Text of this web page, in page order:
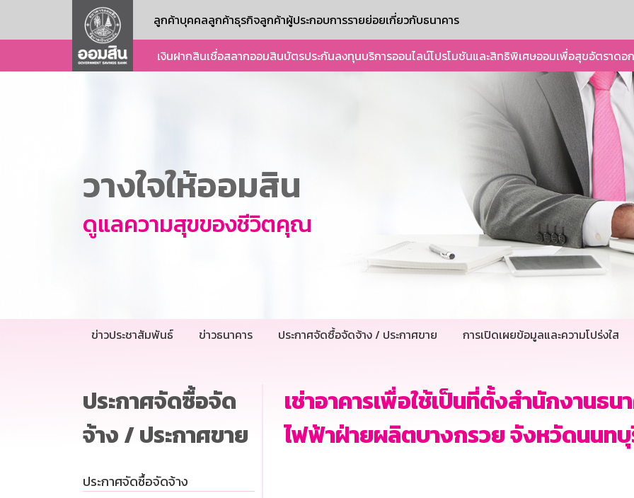
ลูกค้าบุคคลลูกค้าธุรกิจลูกค้าผู้ประกอบการรายย่อยเกี่ยวกับธนาคาร
เงินฝากสินเชื่อสลากออมสินบัตรประกันลงทุนบริการออนไลน์โปรโมชันและสิทธิพิเศษออมเพื่อสุขอัตราดอ
วางใจให้ออมสิน
ดูแลความสุขของชีวิตคุณ
ข่าวประชาสัมพันธ์ ข่าวธนาคาร ประกาศจัดซื้อจัดจ้าง / ประกาศขาย การเปิดเผยข้อมูลและความโปร่งใส
ประกาศจัดซื้อจัด
จ้าง / ประกาศขาย
ประกาศจัดซื้อจัดจ้าง
เช่าอาคารเพื่อใช้เป็นที่ตั้งสำนักงานธ
ไฟฟ้าฝ่ายผลิตบางกรวย จังหวัดนนท